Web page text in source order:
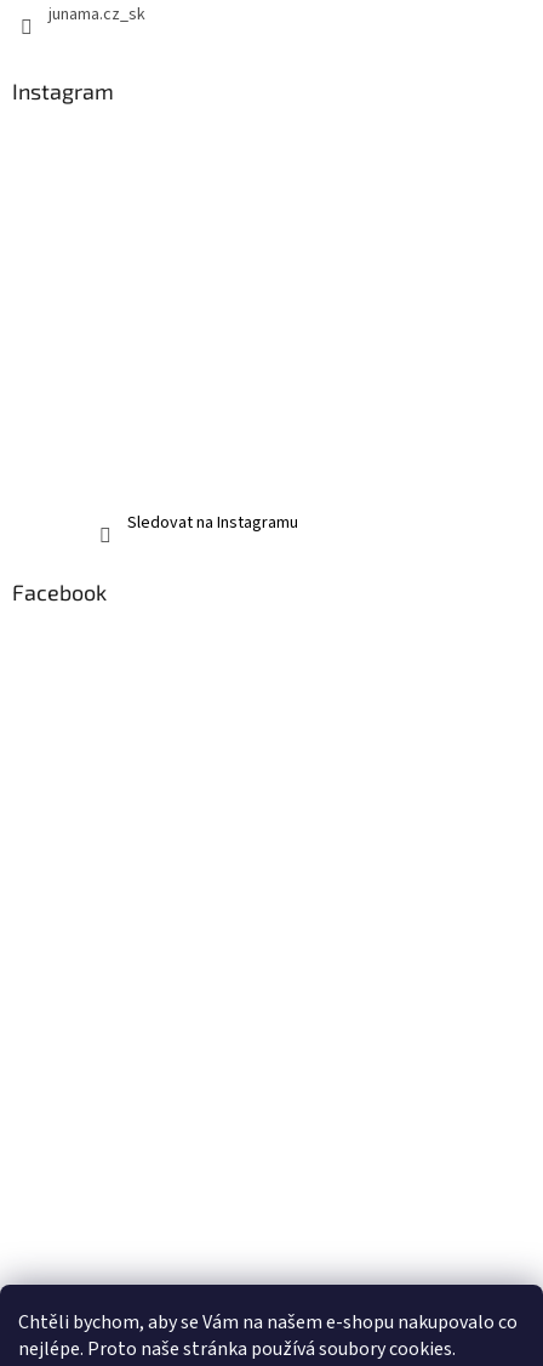
Chtěli bychom, aby se Vám na našem e-shopu nakupovalo co
nejlépe. Proto naše stránka používá soubory cookies.
junama.cz_sk
Instagram
Sledovat na Instagramu
Facebook